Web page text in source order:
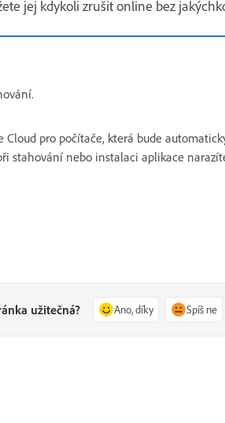
jej kdykoli zrušit online bez
Cloud pro počítače, která bude
stahování nebo instalaci aplikace
užitečná? Ano, díky Spíš ne